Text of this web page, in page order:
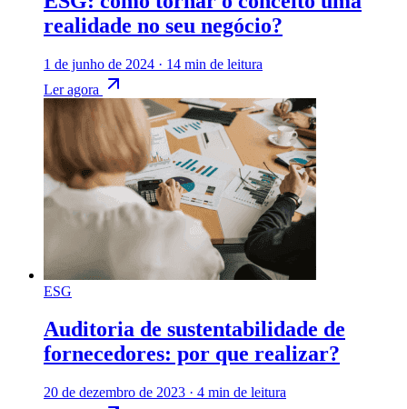
realidade no seu negócio?
1 de junho de 2024 · 14 min de leitura
Ler agora
ESG
Auditoria de sustentabilidade de
fornecedores: por que realizar?
20 de dezembro de 2023 · 4 min de leitura